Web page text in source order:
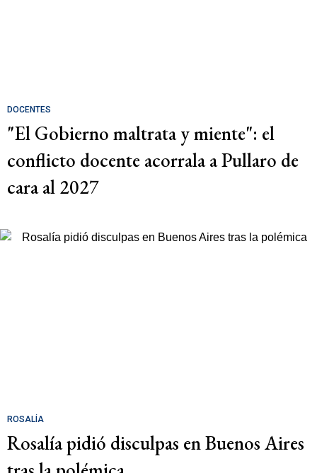
DOCENTES
"El Gobierno maltrata y miente": el
conflicto docente acorrala a Pullaro de
cara al 2027
ROSALÍA
Rosalía pidió disculpas en Buenos Aires